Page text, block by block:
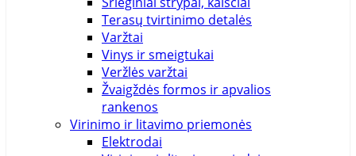
Terasų tvirtinimo detalės
Varžtai
Vinys ir smeigtukai
Veržlės varžtai
Žvaigždės formos ir apvalios
rankenos
Virinimo ir litavimo priemonės
Elektrodai